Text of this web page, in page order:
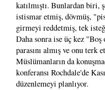
katılmıştı. Bunlardan biri,
istismar etmiş, dövmüş,
girmeyi reddetmiş, tek
Daha sonra ise üç kez
parasını almış ve onu terk
Müslümanların da
konferansı Rochdale'de
düzenlemeyi planlıyor.